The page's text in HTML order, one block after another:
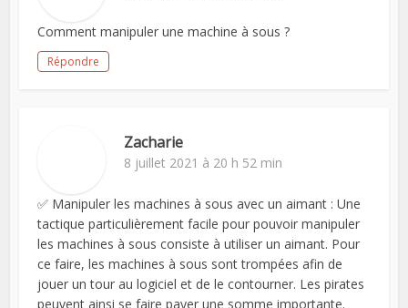
Comment manipuler une machine à sous ?
Répondre
Zacharie
8 juillet 2021 à 20 h 52 min
✅ Manipuler les machines à sous avec un aimant : Une
tactique particulièrement facile pour pouvoir manipuler
les machines à sous consiste à utiliser un aimant. Pour
ce faire, les machines à sous sont trompées afin de
jouer un tour au logiciel et de le contourner. Les pirates
peuvent ainsi se faire payer une somme importante.